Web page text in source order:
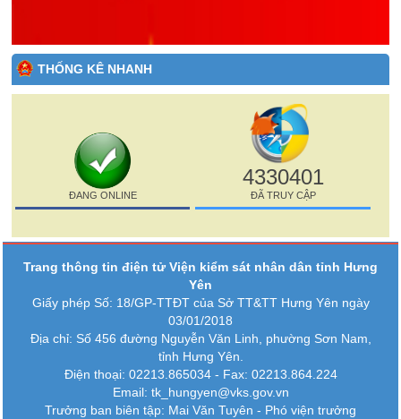
THỐNG KÊ NHANH
ĐANG ONLINE
4330401
ĐÃ TRUY CẬP
Trang thông tin điện tử Viện kiểm sát nhân dân tỉnh Hưng
Yên
Giấy phép Số: 18/GP-TTĐT của Sở TT&TT Hưng Yên ngày
03/01/2018
Địa chỉ: Số 456 đường Nguyễn Văn Linh, phường Sơn Nam,
tỉnh Hưng Yên.
Điện thoại: 02213.865034 - Fax: 02213.864.224
Email: tk_hungyen@vks.gov.vn
Trưởng ban biên tập: Mai Văn Tuyên - Phó viện trưởng